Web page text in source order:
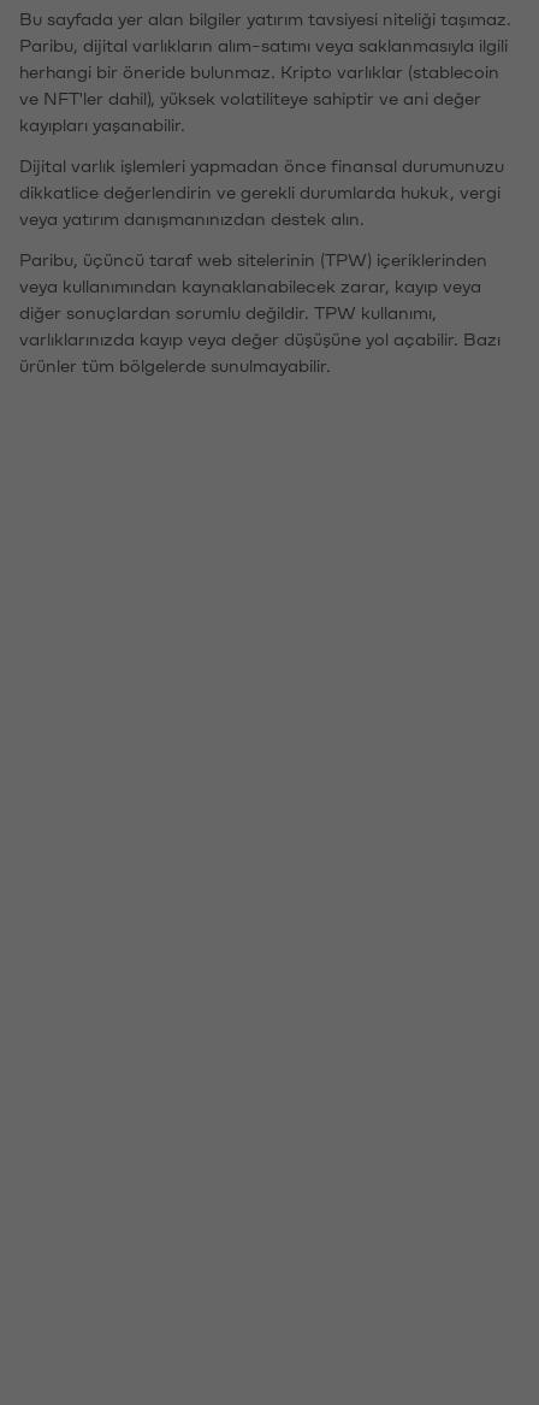
Bu sayfada yer alan bilgiler yatırım tavsiyesi niteliği taşımaz.
Paribu, dijital varlıkların alım-satımı veya saklanmasıyla ilgili
herhangi bir öneride bulunmaz. Kripto varlıklar (stablecoin
ve NFT'ler dahil), yüksek volatiliteye sahiptir ve ani değer
kayıpları yaşanabilir.
Dijital varlık işlemleri yapmadan önce finansal durumunuzu
dikkatlice değerlendirin ve gerekli durumlarda hukuk, vergi
veya yatırım danışmanınızdan destek alın.
Paribu, üçüncü taraf web sitelerinin (TPW) içeriklerinden
veya kullanımından kaynaklanabilecek zarar, kayıp veya
diğer sonuçlardan sorumlu değildir. TPW kullanımı,
varlıklarınızda kayıp veya değer düşüşüne yol açabilir. Bazı
ürünler tüm bölgelerde sunulmayabilir.